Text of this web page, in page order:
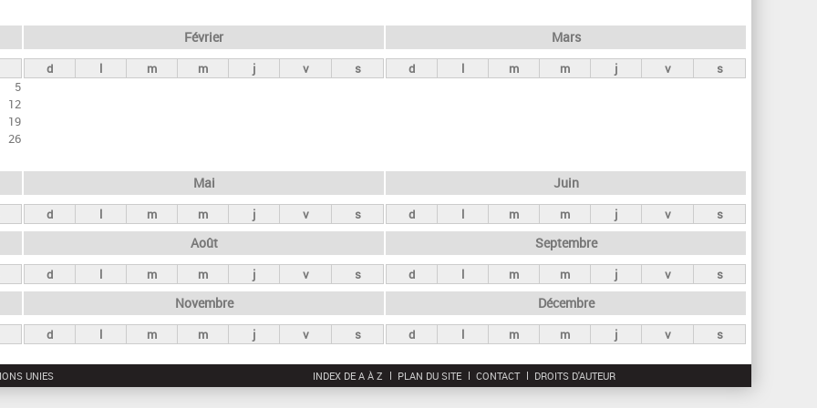
r
c
5
12
19
26
Février
d l m m j v s
Mars
d l m m j v s
Mai
d l m m j v s
Juin
d l m m j v s
Août
d l m m j v s
Septembre
d l m m j v s
Novembre
d l m m j v s
Décembre
d l m m j v s
UNIES INDEX DE A À Z PLAN DU SITE CONTACT DROITS D'AUTEUR